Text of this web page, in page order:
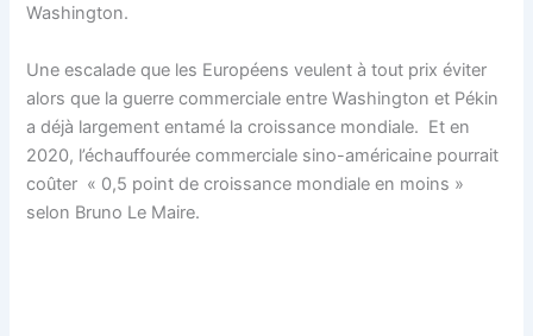
Washington.
Une escalade que les Européens veulent à tout prix éviter
alors que la guerre commerciale entre Washington et Pékin
a déjà largement entamé la croissance mondiale. Et en
2020, l’échauffourée commerciale sino-américaine pourrait
coûter « 0,5 point de croissance mondiale en moins »
selon Bruno Le Maire.